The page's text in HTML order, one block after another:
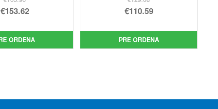
El
original
era:
€153.62
precio
actual
ORDENA
El
original
era:
€110.59
precio
actual
PRE ORDENA